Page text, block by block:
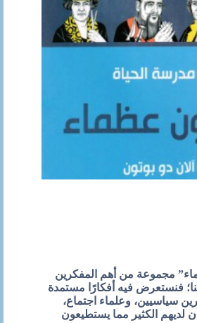
مجموعة من أهم المفكرين
فنستعرض فيه أفكارًا مستمدة
سياسيين، وعلماء اجتماع،
لديهم الكثير مما يستطيعون